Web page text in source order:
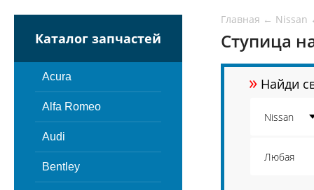
Каталог запчастей
Acura
Alfa Romeo
Audi
Bentley
Главная ← Nissan
Ступица
» Найди